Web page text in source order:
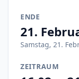
ENDE
21.
Samstag, 21.
ZEITRAUM